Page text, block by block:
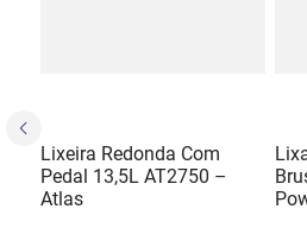
Lixeira Redonda Com
Pedal 13,5L AT2750 –
Atlas